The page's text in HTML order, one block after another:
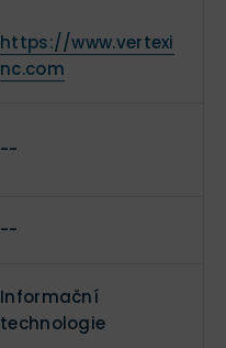
https://www.vertexi
nc.com
--
--
Informační
technologie